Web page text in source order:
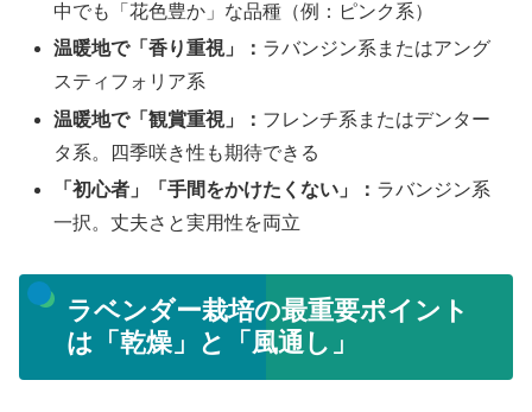
中でも「花色豊か」な品種（例：ピンク系）
温暖地で「香り重視」： ラバンジン系またはアング
スティフォリア系
温暖地で「観賞重視」： フレンチ系またはデンター
タ系。四季咲き性も期待できる
「初心者」「手間をかけたくない」： ラバンジン系
一択。丈夫さと実用性を両立
ラベンダー栽培の最重要ポイント
は「乾燥」と「風通し」